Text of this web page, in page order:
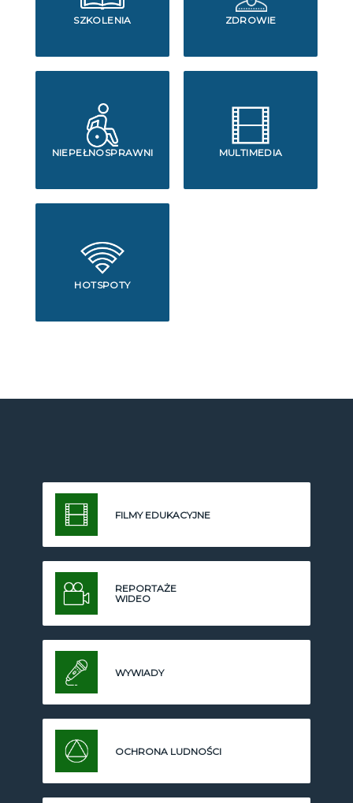
SZKOLENIA ZDROWIE
NIEPEŁNOSPRAWNI MULTIMEDIA
HOTSPOTY
FILMY EDUKACYJNE
REPORTAŻE
WIDEO
WYWIADY
OCHRONA LUDNOŚCI